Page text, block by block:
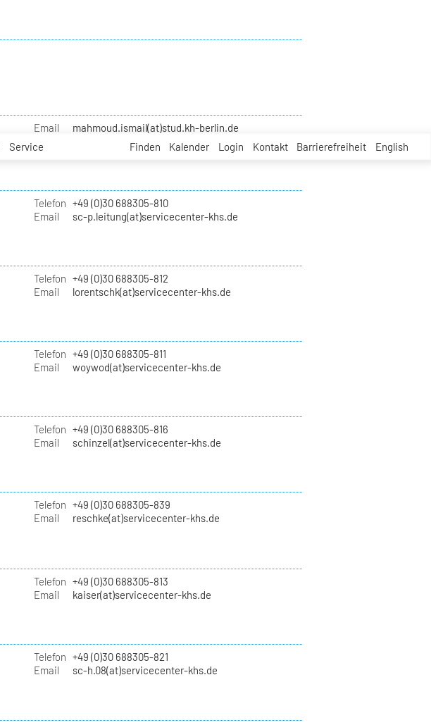
Service Finden Kalender Login Kontakt Barrierefreiheit English
Email mahmoud.ismail(at)stud.kh-berlin.de
Telefon +49 (0)30 688305-810
Email
sc-p.leitung(at)servicecenter-khs.de
Telefon +49 (0)30 688305-812
Email
lorentschk(at)servicecenter-khs.de
Telefon +49 (0)30 688305-811
Email
woywod(at)servicecenter-khs.de
Telefon +49 (0)30 688305-816
Email
schinzel(at)servicecenter-khs.de
Telefon +49 (0)30 688305-839
Email
reschke(at)servicecenter-khs.de
Telefon +49 (0)30 688305-813
Email
kaiser(at)servicecenter-khs.de
Telefon +49 (0)30 688305-821
Email
sc-h.08(at)servicecenter-khs.de